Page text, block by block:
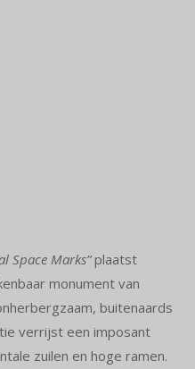
Space Marks”plaatst
monument van
buitenaards
verrijst een imposant
zuilen en hoge ramen.